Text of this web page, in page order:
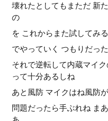
壊れたとしてもまただ 新
の
を これからまた試してみ
でやっていく つもりだっ
それで逆転して内蔵マイ
って十分あるしね
あと風防 マイクはね風防
問題だったら手ぶれね ま